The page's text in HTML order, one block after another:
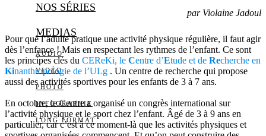
NOS SÉRIES
MEDIAS
AUDIO
VIDÉO
PHOTO
INFOGRAPHIE
LONG FORMAT
par Violaine Jadoul
Pour que l’adulte pratique une activité physique régulière, il faut agir
dès l’enfance ! Mais en respectant les rythmes de l’enfant. Ce sont
les principes clés du CEReKi, le Centre d’Etude et de Recherche en
Kinanthropologie de l’ULg . Un centre de recherche qui propose
aussi des activités sportives pour les enfants de 3 à 7 ans.
En octobre, le Centre a organisé un congrès international sur
l’activité physique et le sport chez l’enfant. Âgé de 3 à 9 ans en
particulier, car c’est à ce moment-là que les activités physiques et